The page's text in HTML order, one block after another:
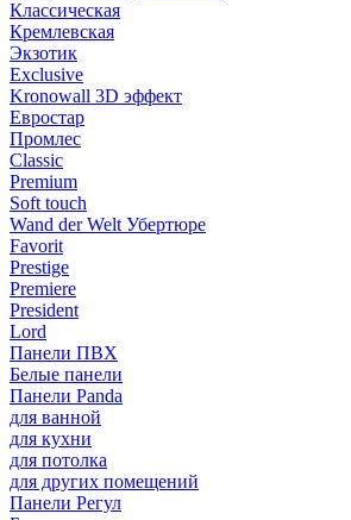
Классическая
Кремлевская
Экзотик
Exclusive
Kronowall 3D эффект
Евростар
Промлес
Classic
Premium
Soft touch
Wand der Welt Убертюре
Favorit
Prestige
Premiere
President
Lord
Панели ПВХ
Белые панели
Панели Panda
для ванной
для кухни
для потолка
для других помещений
Панели Регул